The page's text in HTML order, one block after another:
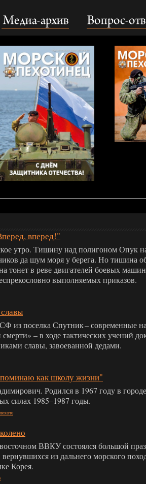
Медиа-архив Вопрос-ответ
вперед!"
утро. Тишину над полигоном Опук
да шум моря у берега. Но тишина
тонет в реве двигателей боевых
выполняемых приказов.
из поселка Спутник – современные
– в ходе тактических учений
славы, завоеванной дедами.
как школу жизни"
Родился в 1967 году в
силах 1985–1987 годы.
ВВКУ состоялся большой
вернувшихся из дальнего морского
Корея.